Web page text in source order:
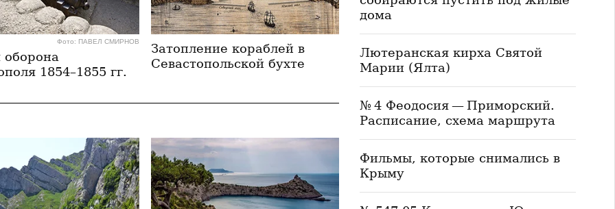
Фото: ПАВЕЛ СМИРНОВ
1854–1855 гг.
Затопление кораблей в
Севастопольской бухте
дома
Лютеранская кирха Святой
Марии (Ялта)
№ 4 Феодосия — Приморский.
Расписание, схема маршрута
Фильмы, которые снимались в
Крыму